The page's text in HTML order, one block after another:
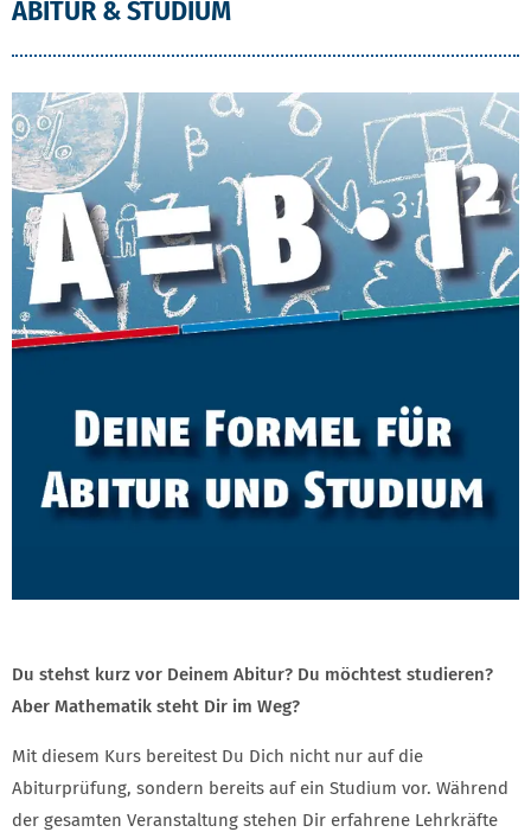
ABITUR & STUDIUM
Du stehst kurz vor Deinem Abitur? Du möchtest studieren?
Aber Mathematik steht Dir im Weg?
Mit diesem Kurs bereitest Du Dich nicht nur auf die
Abiturprüfung, sondern bereits auf ein Studium vor. Während
der gesamten Veranstaltung stehen Dir erfahrene Lehrkräfte